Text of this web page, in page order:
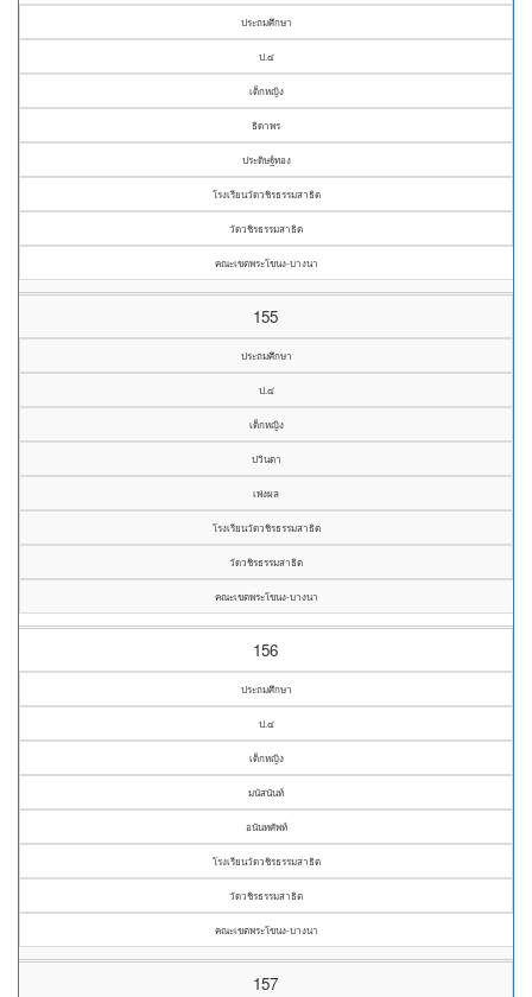
ประถมศึกษา
ป.๔
เด็กหญิง
ธิดาพร
ประดิษฐ์ทอง
โรงเรียนวัดวชิรธรรมสาธิต
วัดวชิรธรรมสาธิต
คณะเขตพระโขนง-บางนา
155
ประถมศึกษา
ป.๔
เด็กหญิง
ปวินดา
เพ่งผล
โรงเรียนวัดวชิรธรรมสาธิต
วัดวชิรธรรมสาธิต
คณะเขตพระโขนง-บางนา
156
ประถมศึกษา
ป.๔
เด็กหญิง
มนัสนันท์
อนันทศัพท์
โรงเรียนวัดวชิรธรรมสาธิต
วัดวชิรธรรมสาธิต
คณะเขตพระโขนง-บางนา
157